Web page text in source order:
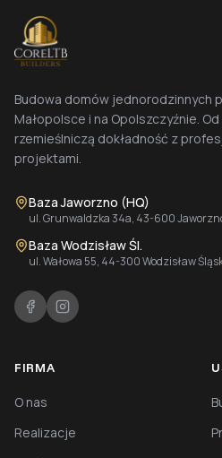
Budowa domów jednorodzinnych
Małopolsce i na Opolszczyźnie.
rzemieślniczą dokładność z
projektami.
Baza Jaworzno (HQ)
ul. Grunwaldzka 34a, 43-600
Baza Wodzisław Śl.
ul. Wałowa 55, 44-300 Wodzisław
FIRMA
O nas
Realizacje